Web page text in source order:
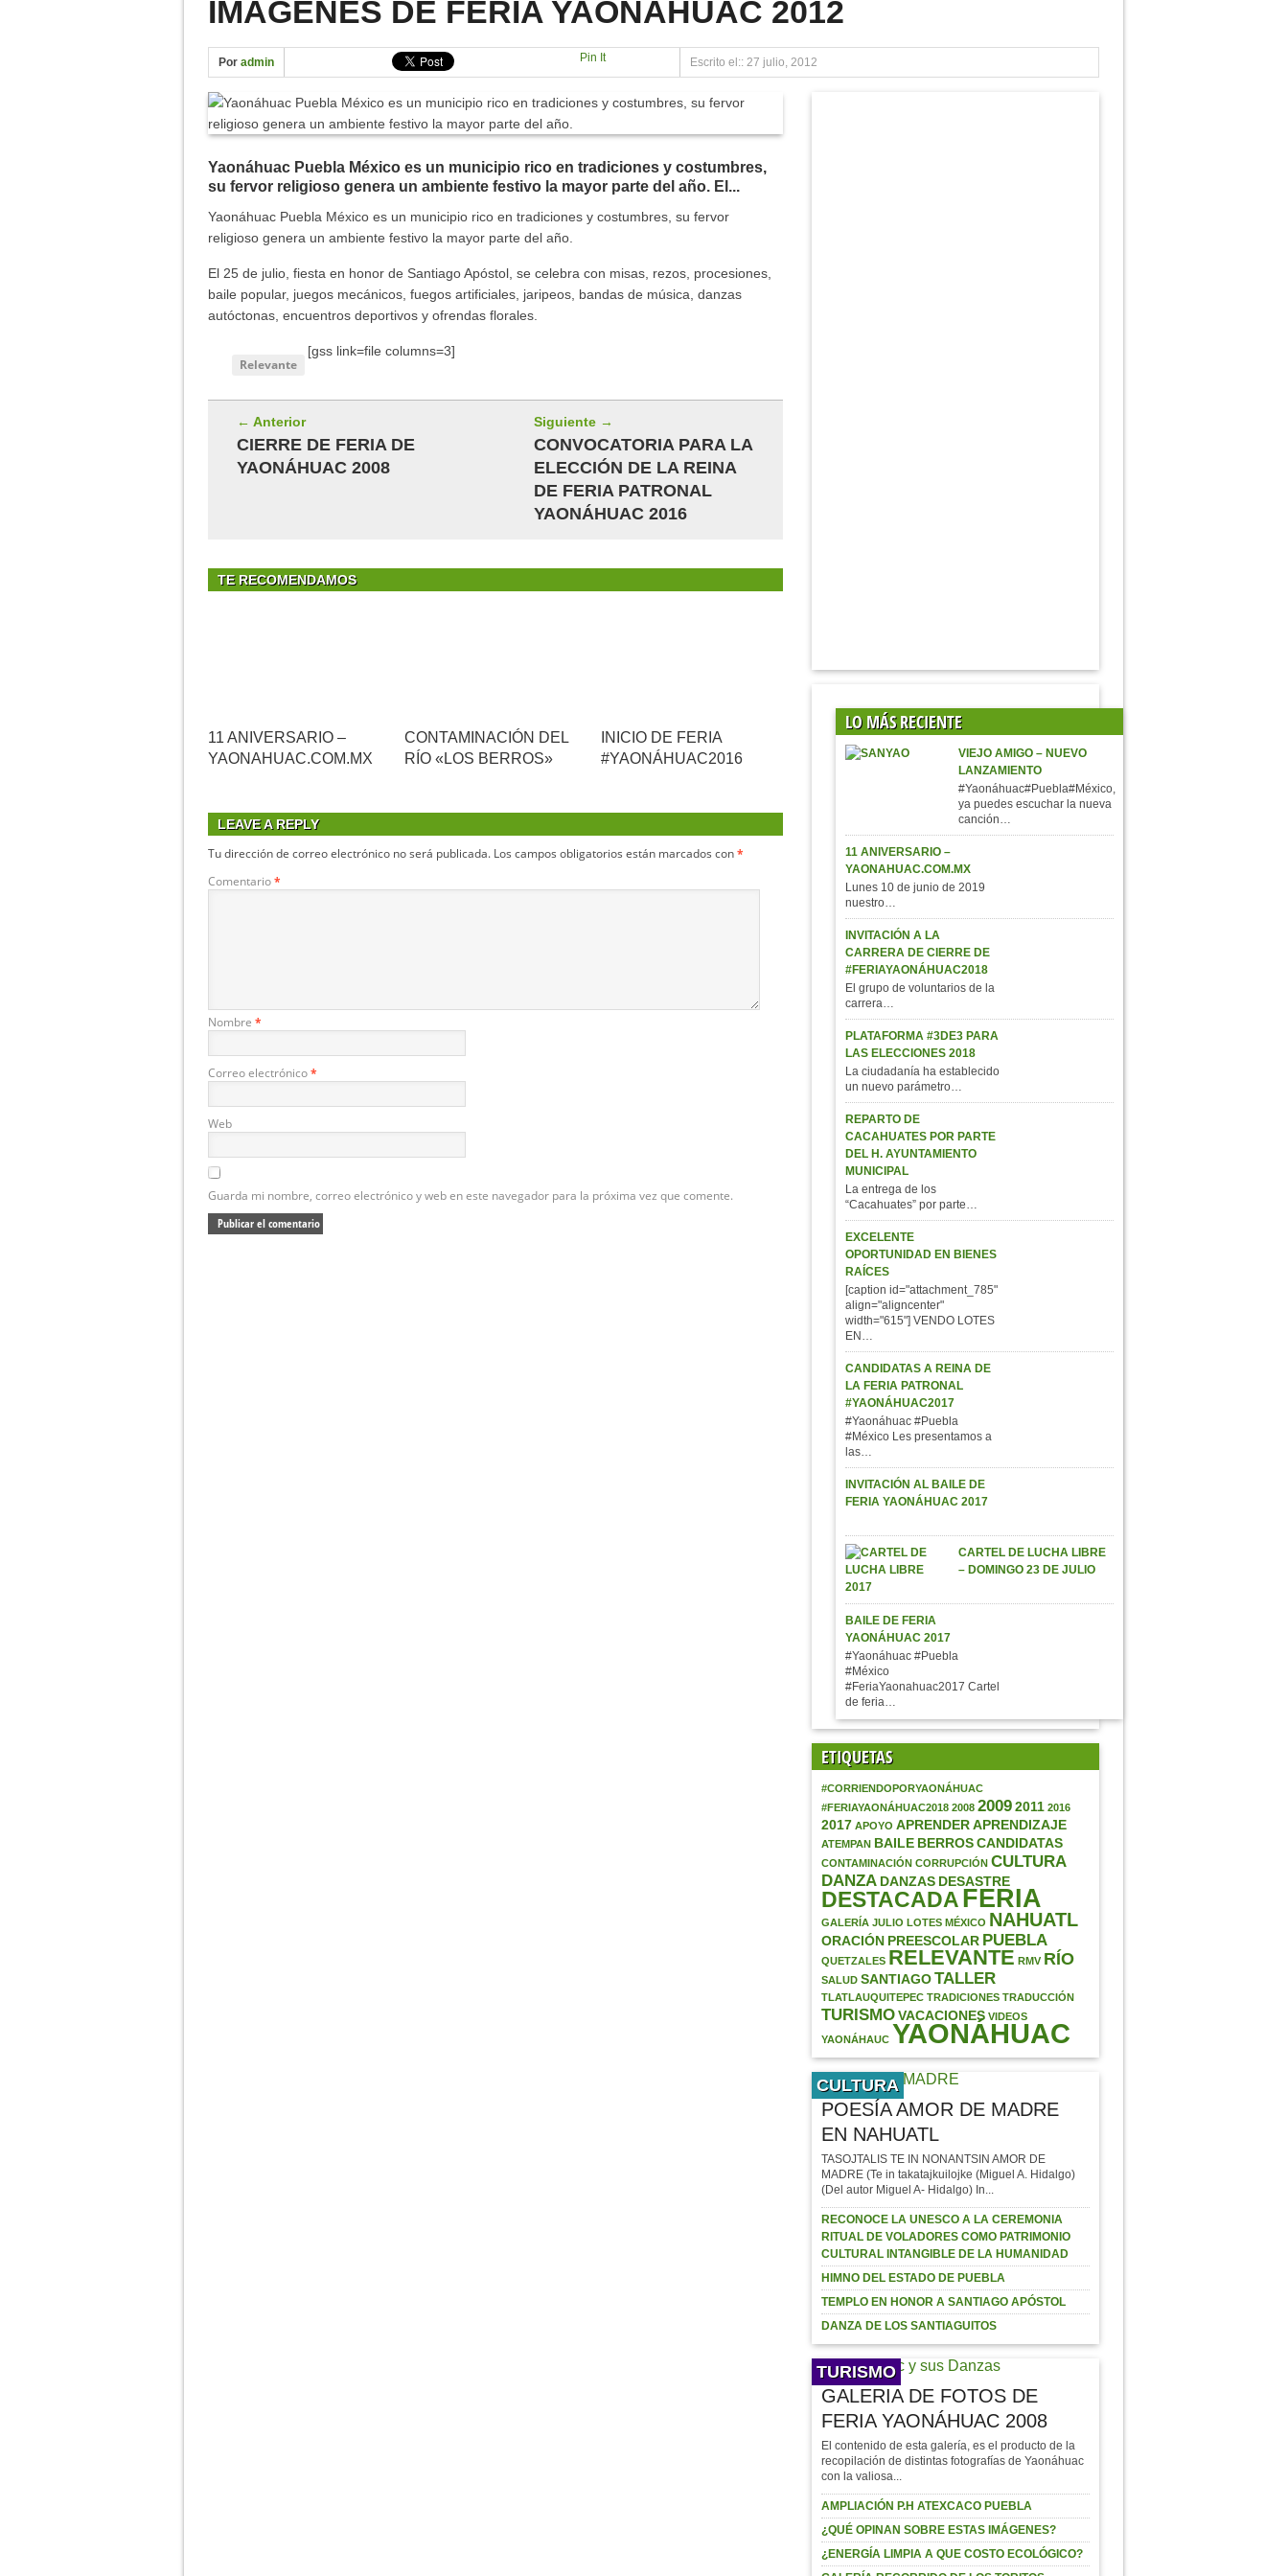
NUEVO CENTRO DE SALUD EN LA LOCALIDAD DE TEPANTILOYAN YAONÁHUAC PUEBLA
IMÁGENES DE FERIA YAONÁHUAC 2012
DÍA INTERNACIONAL DE LA MUJER
11 ANIVERSARIO – YAONAHUAC.COM.MX
IMÁGENES DE FERIA YAONÁHUAC 2012
Por admin Pin It Escrito el:: 27 julio, 2012
Yaonáhuac Puebla México es un municipio rico en tradiciones y costumbres,
su fervor religioso genera un ambiente festivo la mayor parte del año. El...
Yaonáhuac Puebla México es un municipio rico en tradiciones y costumbres, su fervor
religioso genera un ambiente festivo la mayor parte del año.
El 25 de julio, fiesta en honor de Santiago Apóstol, se celebra con misas, rezos, procesiones,
baile popular, juegos mecánicos, fuegos artificiales, jaripeos, bandas de música, danzas
autóctonas, encuentros deportivos y ofrendas florales.
[gss link=file columns=3]
Relevante
← Anterior
CIERRE DE FERIA DE
YAONÁHUAC 2008
Siguiente →
CONVOCATORIA PARA LA
ELECCIÓN DE LA REINA
DE FERIA PATRONAL
YAONÁHUAC 2016
TE RECOMENDAMOS
11 ANIVERSARIO –
YAONAHUAC.COM.MX
CONTAMINACIÓN DEL
RÍO «LOS BERROS»
INICIO DE FERIA
#YAONÁHUAC2016
LEAVE A REPLY
Tu dirección de correo electrónico no será publicada. Los campos obligatorios están marcados con*
Comentario*
Nombre *
Correo electrónico*
Web
Guarda mi nombre, correo electrónico y web en este navegador para la próxima vez que comente.
LO MÁS RECIENTE
VIEJO AMIGO – NUEVO
LANZAMIENTO
#Yaonáhuac#Puebla#México,
ya puedes escuchar la nueva
canción…
11 ANIVERSARIO –
YAONAHUAC.COM.MX
Lunes 10 de junio de 2019
nuestro…
INVITACIÓN A LA
CARRERA DE CIERRE DE
#FERIAYAONÁHUAC2018
El grupo de voluntarios de la
carrera…
PLATAFORMA #3DE3 PARA
LAS ELECCIONES 2018
La ciudadanía ha establecido
un nuevo parámetro…
REPARTO DE
CACAHUATES POR PARTE
DEL H. AYUNTAMIENTO
MUNICIPAL
La entrega de los
“Cacahuates” por parte…
EXCELENTE
OPORTUNIDAD EN BIENES
RAÍCES
[caption id="attachment_785"
align="aligncenter"
width="615"] VENDO LOTES
EN…
CANDIDATAS A REINA DE
LA FERIA PATRONAL
#YAONÁHUAC2017
#Yaonáhuac #Puebla
#México Les presentamos a
las…
INVITACIÓN AL BAILE DE
FERIA YAONÁHUAC 2017
CARTEL DE LUCHA LIBRE
– DOMINGO 23 DE JULIO
BAILE DE FERIA
YAONÁHUAC 2017
#Yaonáhuac #Puebla
#México
#FeriaYaonahuac2017 Cartel
de feria…
ETIQUETAS
#CORRIENDOPORYAONÁHUAC
#FERIAYAONÁHUAC2018 2008 20092011 2016
2017 APOYO APRENDERAPRENDIZAJE
ATEMPAN BAILE BERROSCANDIDATAS
CONTAMINACIÓN CORRUPCIÓN CULTURA
DANZA DANZAS DESASTRE
DESTACADAFERIA
GALERÍA JULIO LOTES MÉXICO NAHUATL
ORACIÓN PREESCOLAR PUEBLA
QUETZALES RELEVANTE RMV RÍO
SALUD SANTIAGOTALLER
TLATLAUQUITEPEC TRADICIONES TRADUCCIÓN
TURISMOVACACIONES VIDEOS
YAONÁHAUC YAONÁHUAC
CULTURA
POESÍA AMOR DE MADRE
EN NAHUATL
TASOJTALIS TE IN NONANTSIN AMOR DE
MADRE (Te in takatajkuilojke (Miguel A. Hidalgo)
(Del autor Miguel A- Hidalgo) In...
RECONOCE LA UNESCO A LA CEREMONIA
RITUAL DE VOLADORES COMO PATRIMONIO
CULTURAL INTANGIBLE DE LA HUMANIDAD
HIMNO DEL ESTADO DE PUEBLA
TEMPLO EN HONOR A SANTIAGO APÓSTOL
DANZA DE LOS SANTIAGUITOS
TURISMO
GALERIA DE FOTOS DE
FERIA YAONÁHUAC 2008
El contenido de esta galería, es el producto de la
recopilación de distintas fotografías de Yaonáhuac
con la valiosa...
AMPLIACIÓN P.H ATEXCACO PUEBLA
¿QUÉ OPINAN SOBRE ESTAS IMÁGENES?
¿ENERGÍA LIMPIA A QUE COSTO ECOLÓGICO?